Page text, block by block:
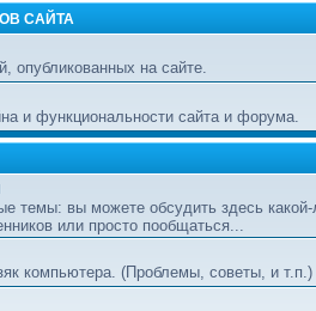
САЙТА
опубликованных на сайте.
и функциональности сайта и форума.
темы: вы можете обсудить здесь какой-
или просто пообщаться...
компьютера. (Проблемы, советы, и т.п.)